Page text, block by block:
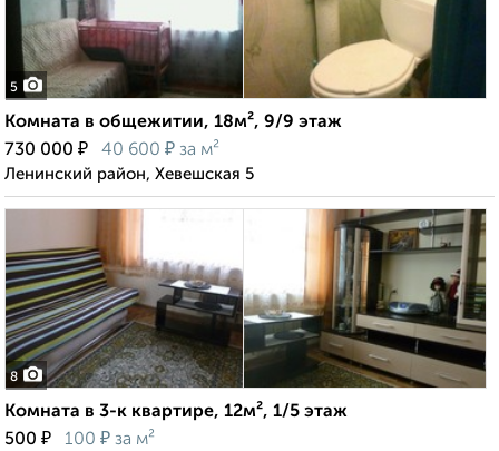
5
Комната в общежитии, 18м², 9/9 этаж
730 000 ₽ 40 600 ₽ за м²
Ленинский район, Хевешская 5
8
Комната в 3-к квартире, 12м², 1/5 этаж
500 ₽ 100 ₽ за м²